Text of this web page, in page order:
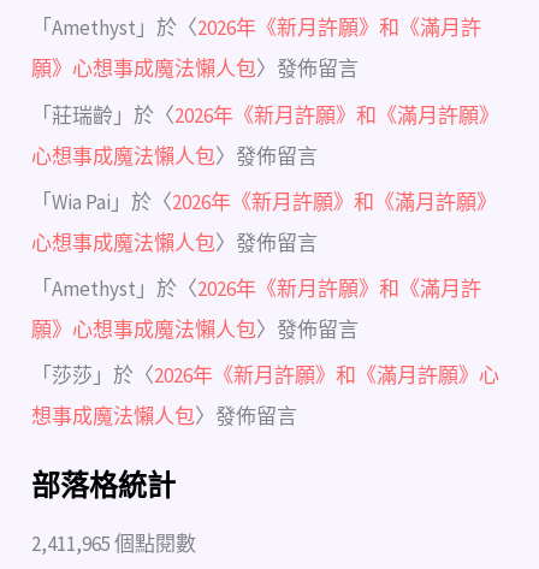
「Amethyst 」於〈2026年《新月許願》和《滿月許
願》心想事成魔法懶人包〉發佈留言
「莊瑞齡 」於〈2026年《新月許願》和《滿月許願》
心想事成魔法懶人包〉發佈留言
「Wia Pai 」於〈2026年《新月許願》和《滿月許願》
心想事成魔法懶人包〉發佈留言
「Amethyst 」於〈2026年《新月許願》和《滿月許
願》心想事成魔法懶人包〉發佈留言
「 莎莎 」於〈2026年《新月許願》和《滿月許願》心
想事成魔法懶人包〉發佈留言
部落格統計
2,411,965 個點閱數